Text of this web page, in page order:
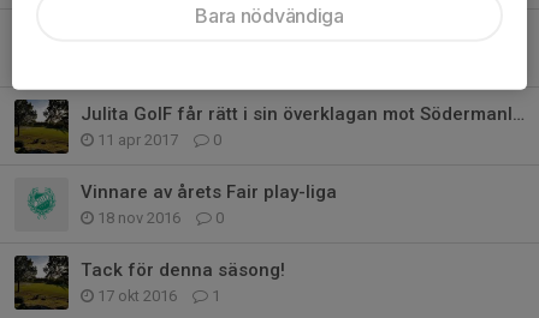
Julita GoIF får rätt i sin överklagan mot Södermanlands Fotbollsförbund(SÖFF)!
11 apr 2017 0
Vinnare av årets Fair play-liga
18 nov 2016 0
Tack för denna säsong!
17 okt 2016 1
Bara nödvändiga